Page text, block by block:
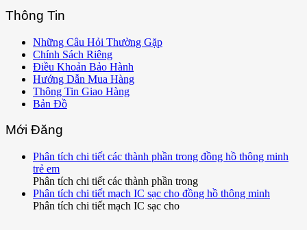
Thông Tin
Những Câu Hỏi Thường Gặp
Chính Sách Riêng
Điều Khoản Bảo Hành
Hướng Dẫn Mua Hàng
Thông Tin Giao Hàng
Bản Đồ
Mới Đăng
Phân tích chi tiết các thành phần trong đồng hồ thông minh
trẻ em
Phân tích chi tiết các thành phần trong
Phân tích chi tiết mạch IC sạc cho đồng hồ thông minh
Phân tích chi tiết mạch IC sạc cho